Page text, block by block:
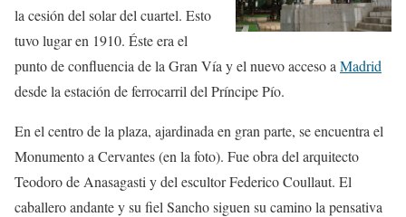
la cesión del solar del cuartel. Esto
tuvo lugar en 1910. Éste era el
punto de confluencia de la Gran Vía y el nuevo acceso a Madrid
desde la estación de ferrocarril del Príncipe Pío.
En el centro de la plaza, ajardinada en gran parte, se encuentra el
Monumento a Cervantes (en la foto). Fue obra del arquitecto
Teodoro de Anasagasti y del escultor Federico Coullaut. El
caballero andante y su fiel Sancho siguen su camino la pensativa